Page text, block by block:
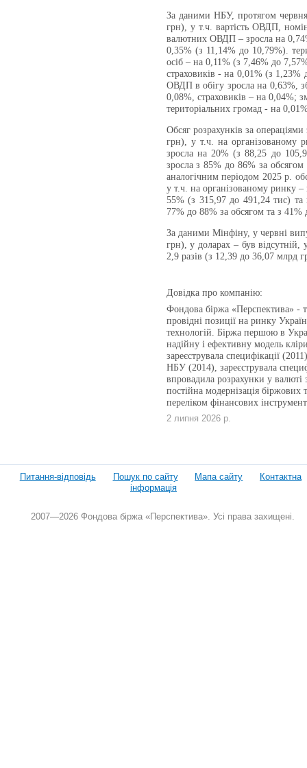
За даними НБУ, протягом
грн), у т.ч. вартість ОВДП,
валютних ОВДП – зросла на
0,35% (з 11,14% до 10,79%).
осіб – на 0,11% (з 7,46% до
страховиків - на 0,01% (з 1,23%
ОВДП в обігу зросла на 0,63%,
0,08%, страховиків – на 0,04%;
територіальних громад - на
Обсяг розрахунків за
грн), у т.ч. на організованому
зросла на 20% (з 88,25 до
зросла з 85% до 86% за обсягом
аналогічним періодом 2025 р.
у т.ч. на організованому ринку
55% (з 315,97 до 491,24 тис) та
77% до 88% за обсягом та з 41%
За даними Мінфіну, у червні
грн), у доларах – був
2,9 разів (з 12,39 до 36,07 млрд
Довідка про компанію:
Фондова біржа «Перспектива» -
провідні позиції на ринку
технологій. Біржа першою в
надійну і ефективну модель
зареєструвала специфікації
НБУ (2014), зареєструвала
впровадила розрахунки у валюті
постійна модернізація біржових
переліком фінансових
2 липня 2026 р.
Питання-відповідь Пошук по сайту Мапа сайту
Контактна
інформація
2007—2026 Фондова біржа «Перспектива». Усі права захищені.